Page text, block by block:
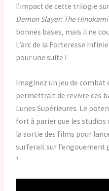
l’impact de cette trilogie
Demon Slayer: The
bonnes bases, mais il ne
L’arc de la Forteresse
pour une suite !
Imaginez un jeu de combat
permettrait de revivre ces
Lunes Supérieures. Le
fort à parier que les
la sortie des films pour
surferait sur l’engouement
?